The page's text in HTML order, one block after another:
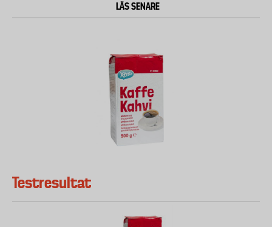
LÄS SENARE
Testresultat